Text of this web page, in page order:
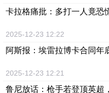
卡拉格痛批：多打一人竟恐
2025-12-23 12:22
阿斯报：埃雷拉博卡合同年
2025-12-23 12:21
鲁尼放话：枪手若登顶英超